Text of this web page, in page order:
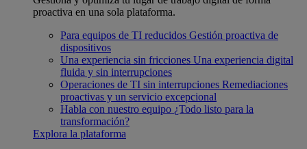
proactiva en una sola plataforma.
Para equipos de TI reducidos Gestión proactiva de
dispositivos
Una experiencia sin fricciones Una experiencia digital
fluida y sin interrupciones
Operaciones de TI sin interrupciones Remediaciones
proactivas y un servicio excepcional
Habla con nuestro equipo ¿Todo listo para la
transformación?
Explora la plataforma